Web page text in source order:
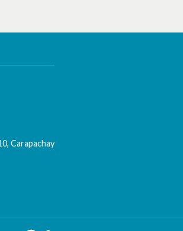
Carapachay